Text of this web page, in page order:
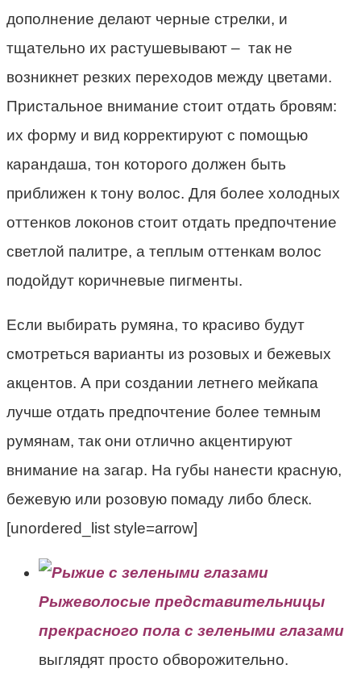
дополнение делают черные стрелки, и
тщательно их растушевывают – так не
возникнет резких переходов между цветами.
Пристальное внимание стоит отдать бровям:
их форму и вид корректируют с помощью
карандаша, тон которого должен быть
приближен к тону волос. Для более холодных
оттенков локонов стоит отдать предпочтение
светлой палитре, а теплым оттенкам волос
подойдут коричневые пигменты.
Если выбирать румяна, то красиво будут
смотреться варианты из розовых и бежевых
акцентов. А при создании летнего мейкапа
лучше отдать предпочтение более темным
румянам, так они отлично акцентируют
внимание на загар. На губы нанести красную,
бежевую или розовую помаду либо блеск.
[unordered_list style=arrow]
Рыжеволосые представительницы
прекрасного пола с зелеными глазами
выглядят просто обворожительно.